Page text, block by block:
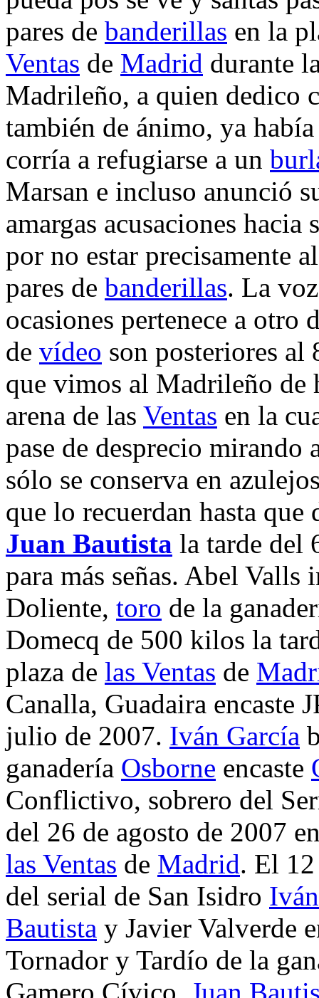
pares de banderillas en la
Ventas de Madrid durante
Madrileño, a quien dedico
también de ánimo, ya
corría a refugiarse a un
Marsan e incluso anunció
amargas acusaciones hacia
por no estar precisamente
pares de banderillas. La
ocasiones pertenece a
de vídeo son posteriores
que vimos al Madrileño de
arena de las Ventas en la
pase de desprecio mirando
sólo se conserva en
que lo recuerdan hasta que
Juan Bautista la tarde del
para más señas. Abel
Doliente, toro de la
Domecq de 500 kilos la
plaza de las Ventas de
Canalla, Guadaira encaste
julio de 2007. Iván García
ganadería Osborne encaste
Conflictivo, sobrero del
del 26 de agosto de 2007
las Ventas de Madrid. El 12
del serial de San Isidro Iván
Bautista y Javier Valverde
Tornador y Tardío de la